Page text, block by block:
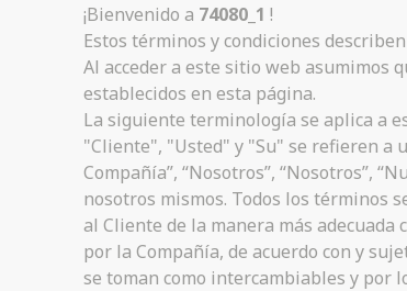
¡Bienvenido a 74080_1 !
Estos términos y condiciones
Al acceder a este sitio web asumimos
establecidos en esta página.
La siguiente terminología se aplica a
"Cliente", "Usted" y "Su" se refieren a
Compañía”, “Nosotros”, “Nosotros”,
nosotros mismos. Todos los términos
al Cliente de la manera más
por la Compañía, de acuerdo con y
se toman como intercambiables y por